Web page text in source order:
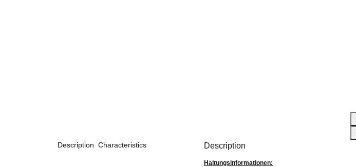
Description Characteristics Description
Haltungsinformationen: